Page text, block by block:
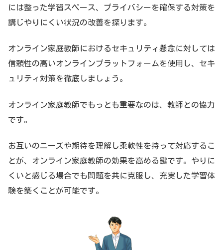
には整った学習スペース、プライバシーを確保する対策を
講じやりにくい状況の改善を探ります。
オンライン家庭教師におけるセキュリティ懸念に対しては
信頼性の高いオンラインプラットフォームを使用し、セキ
ュリティ対策を徹底しましょう。
オンライン家庭教師でもっとも重要なのは、教師との協力
です。
お互いのニーズや期待を理解し柔軟性を持って対応するこ
とが、オンライン家庭教師の効果を高める鍵です。やりに
くいと感じる場合でも問題を共に克服し、充実した学習体
験を築くことが可能です。